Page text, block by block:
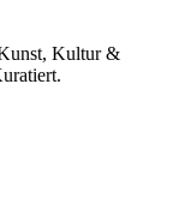
Kultur &